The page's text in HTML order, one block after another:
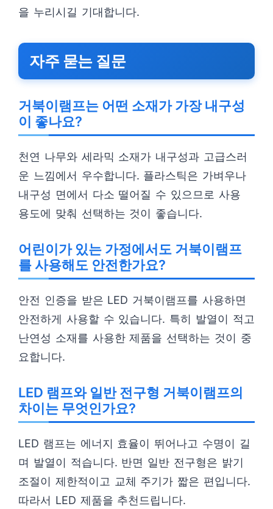
을 누리시길 기대합니다.
자주 묻는 질문
거북이램프는 어떤 소재가 가장 내구성
이 좋나요?
천연 나무와 세라믹 소재가 내구성과 고급스러
운 느낌에서 우수합니다. 플라스틱은 가벼우나
내구성 면에서 다소 떨어질 수 있으므로 사용
용도에 맞춰 선택하는 것이 좋습니다.
어린이가 있는 가정에서도 거북이램프
를 사용해도 안전한가요?
안전 인증을 받은 LED 거북이램프를 사용하면
안전하게 사용할 수 있습니다. 특히 발열이 적고
난연성 소재를 사용한 제품을 선택하는 것이 중
요합니다.
LED 램프와 일반 전구형 거북이램프의
차이는 무엇인가요?
LED 램프는 에너지 효율이 뛰어나고 수명이 길
며 발열이 적습니다. 반면 일반 전구형은 밝기
조절이 제한적이고 교체 주기가 짧은 편입니다.
따라서 LED 제품을 추천드립니다.